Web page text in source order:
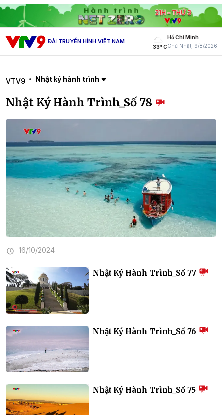
ĐÀI TRUYỀN HÌNH VIỆT NAM
33° C
Hồ Chí Minh
Chủ Nhật, 9/8/2026
VTV9 Nhật ký hành trình
Nhật Ký Hành Trình_Số 78
16/10/2024
Nhật Ký Hành Trình_Số 77
Nhật Ký Hành Trình_Số 76
Nhật Ký Hành Trình_Số 75